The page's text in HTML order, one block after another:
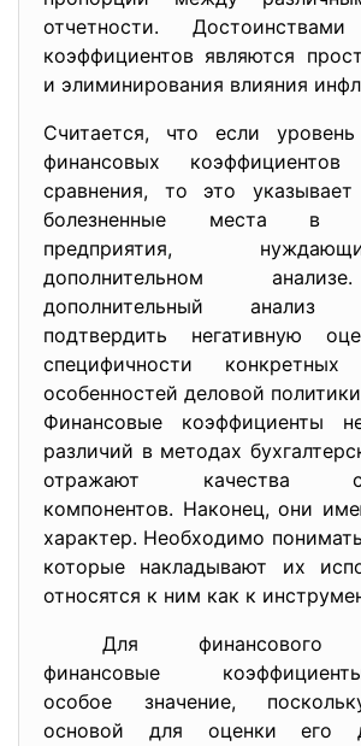
отчетности.
коэффициентов являются
и элиминирования влияния
Считается, что если уровень
финансовых
сравнения, то это
болезненные места в
предприятия,
дополнительном
дополнительный
подтвердить негативную
специфичности
особенностей деловой
Финансовые коэффициенты
различий в методах
отражают качества
компонентов. Наконец, они
характер. Необходимо
которые накладывают их
относятся к ним как к
Для финансового
финансовые
особое значение,
основой для оценки его